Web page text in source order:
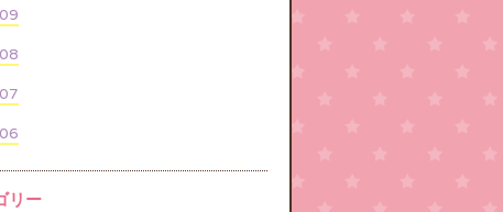
リー